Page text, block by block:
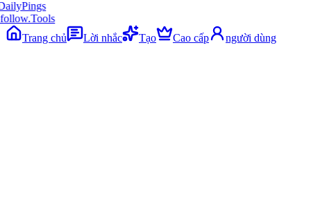
Trang chủ
Lời nhắc Tạo Cao cấp người dùng